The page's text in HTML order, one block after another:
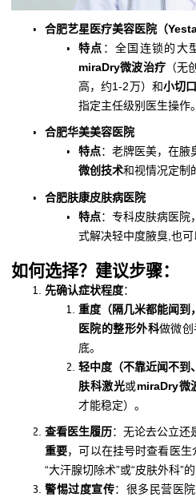
合肥艺星医疗美容医院（
特点 ：全国连锁的大
miraDry微波治疗 （
高，约1-2万）和小切
指定主任级别医生操作。
合肥华美美容医院
特点：老牌医美，在腋
微创技术和视情况定制
合肥肤康皮肤病医院
特点：专科皮肤病医院
式解决轻中度腋臭,也可
如何选择？建议步骤：
先确认症状程度：
重度（隔几米都能闻到
医院的整形外科做微
底。
轻中度（不靠近闻不到
肤科激光或miraDry微
才能稳定）。
查看医生履历：无论去公立还
重要，可以在挂号时查看医生
“大汗腺切除术”或“皮肤外科”的
警惕过度宣传：很多民营医